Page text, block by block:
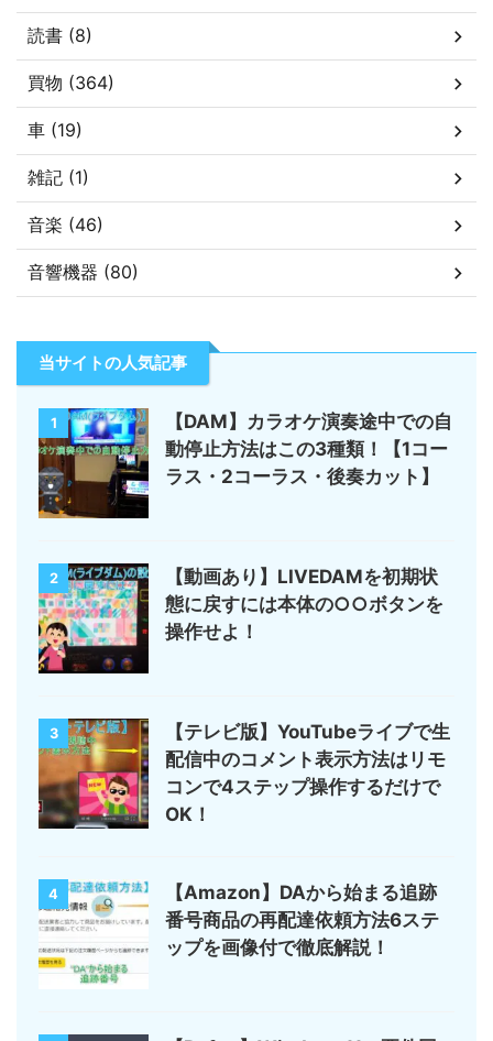
読書 (8)
買物 (364)
車 (19)
雑記 (1)
音楽 (46)
音響機器 (80)
当サイトの人気記事
1
【DAM】カラオケ演奏途中での自
動停止方法はこの3種類！【1コー
ラス・2コーラス・後奏カット】
2
【動画あり】LIVEDAMを初期状
態に戻すには本体の○○ボタンを
操作せよ！
3
【テレビ版】YouTubeライブで生
配信中のコメント表示方法はリモ
コンで4ステップ操作するだけで
OK！
4
【Amazon】DAから始まる追跡
番号商品の再配達依頼方法6ステ
ップを画像付で徹底解説！